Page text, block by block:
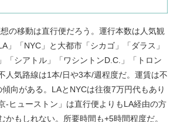
想の移動は直行便だろう。運行本数は人気観
」「NYC」と大都市「シカゴ」「ダラス」
「シアトル」「ワシントンD.C.」「トロン
人気路線は1本/日や3本/週程度だ。運賃は不
向がある。LAとNYCは往復7万円代もあり
-ヒューストン」は直行便よりもLA経由の方
かもしれない。所要時間も+5時間程度だ。